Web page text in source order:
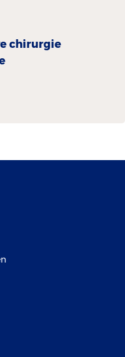
chirurgie